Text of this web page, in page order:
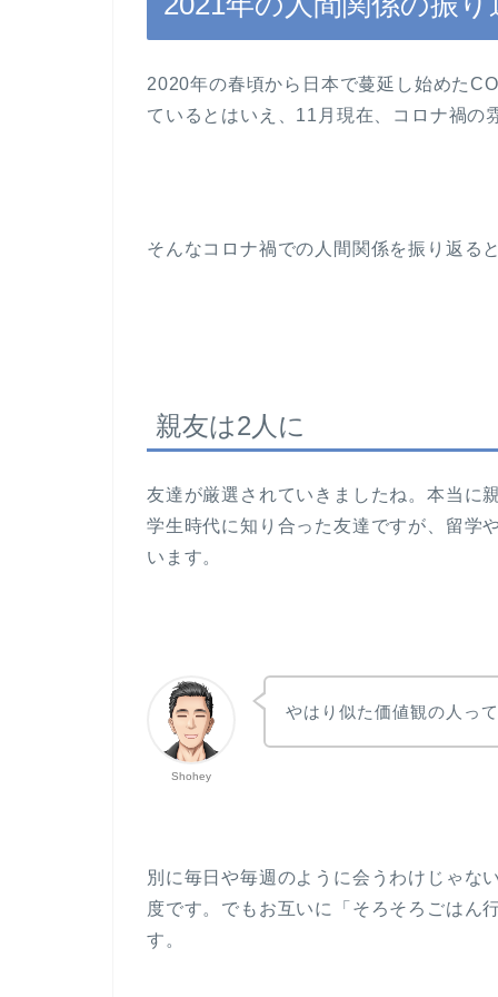
2020年の春頃から日本で蔓延し始めた
ているとはいえ、11月現在、コロナ禍の
そんなコロナ禍での人間関係を振り返る
親友は2人に
友達が厳選されていきましたね。本当に
学生時代に知り合った友達ですが、留学
います。
Shohey
やはり似た価値観の人っ
別に毎日や毎週のように会うわけじゃな
度です。でもお互いに「そろそろごはん
す。